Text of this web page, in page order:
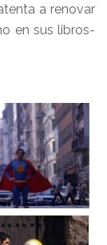
a renovar
en sus libros-